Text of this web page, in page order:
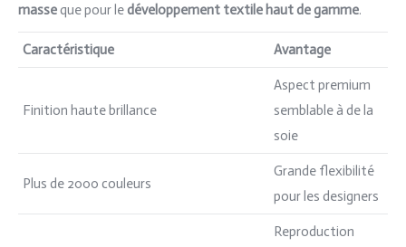
masseque pour ledéveloppement textile haut de gamme.
Caractéristique Avantage
Finition haute brillance
Aspect premium
semblable à de la
soie
Plus de 2000 couleurs
Grande flexibilité
pour les designers
Reproduction